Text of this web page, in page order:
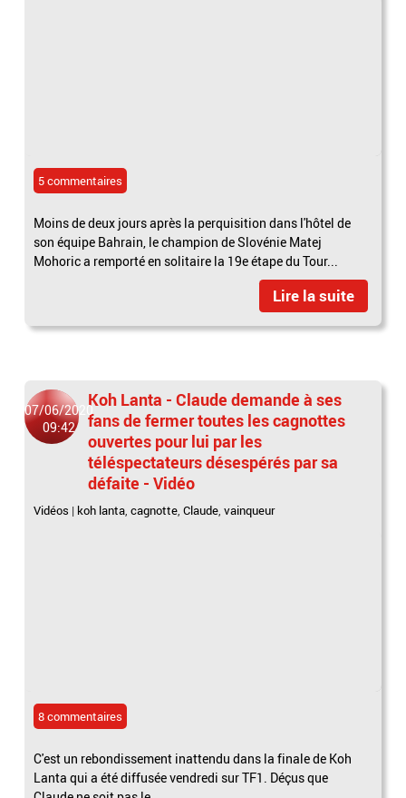
5 commentaires
Moins de deux jours après la perquisition dans l'hôtel de
son équipe Bahrain, le champion de Slovénie Matej
Mohoric a remporté en solitaire la 19e étape du Tour...
Lire la suite
07/06/2020
09:42
Koh Lanta - Claude demande à ses
fans de fermer toutes les cagnottes
ouvertes pour lui par les
téléspectateurs désespérés par sa
défaite - Vidéo
Vidéos | koh lanta,cagnotte,Claude,vainqueur
8 commentaires
C'est un rebondissement inattendu dans la finale de Koh
Lanta qui a été diffusée vendredi sur TF1. Déçus que